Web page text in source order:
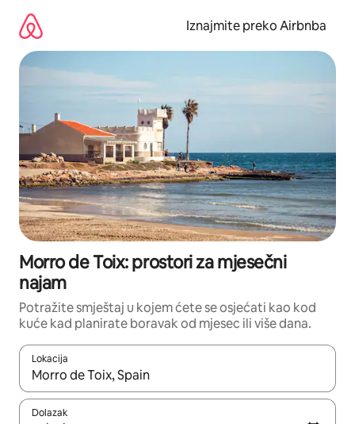
sadržaj
Iznajmite preko Airbnba
Morro de Toix: prostori za mjesečni
najam
Potražite smještaj u kojem ćete se osjećati kao kod
kuće kad planirate boravak od mjesec ili više dana.
Lokacija
Kada budu dostupni rezultati, moći ćete ih pregledati
Dolazak